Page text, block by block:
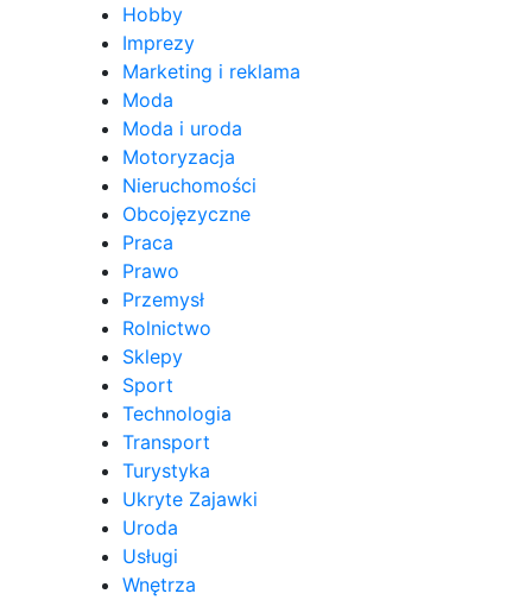
Hobby
Imprezy
Marketing i reklama
Moda
Moda i uroda
Motoryzacja
Nieruchomości
Obcojęzyczne
Praca
Prawo
Przemysł
Rolnictwo
Sklepy
Sport
Technologia
Transport
Turystyka
Ukryte Zajawki
Uroda
Usługi
Wnętrza